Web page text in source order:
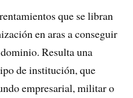
que se libran
en aras a conseguir
Resulta una
de institución, que
empresarial, militar o